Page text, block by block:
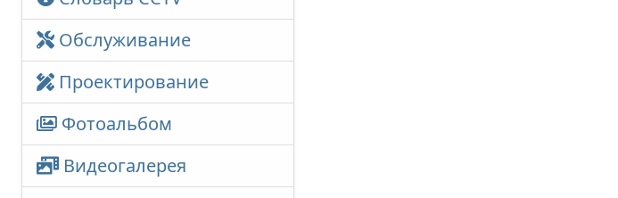
Обслуживание
Проектирование
Фотоальбом
Видеогалерея